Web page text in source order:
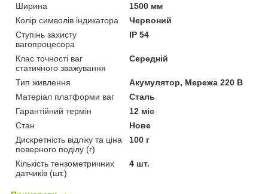
Ширина
1500 мм
Колір символів індикатора
Червоний
Ступінь захисту
вагопроцесора
IP 54
Клас точності ваг
статичного зважування
Середній
Тип живлення
Акумулятор, Мережа 220 В
Матеріал платформи ваг
Сталь
Гарантійний термін
12 міс
Стан
Нове
Дискретність відліку та ціна
поверного поділу (г)
100 г
Кількість тензометричних
датчиків (шт.)
4 шт.